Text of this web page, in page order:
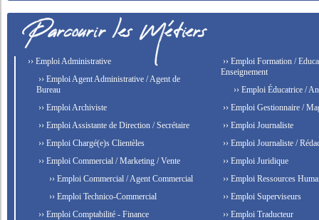
›› Emploi Administrative
›› Emploi Agent Administrative / Agent de
Bureau
›› Emploi Archiviste
›› Emploi Assistante de Direction / Secrétaire
›› Emploi Chargé(e)s Clientèles
›› Emploi Commercial / Marketing / Vente
›› Emploi Commercial / Agent Commercial
›› Emploi Technico-Commercial
›› Emploi Comptabilité - Finance
›› Emploi Formation /
Enseignement
›› Emploi Éducatrice /
›› Emploi Gestionnaire /
›› Emploi Journaliste
›› Emploi Journaliste /
›› Emploi Juridique
›› Emploi Ressources
›› Emploi Superviseurs
›› Emploi Traducteur